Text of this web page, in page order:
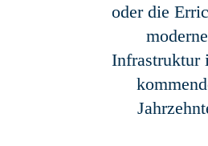
oder die
Infrastruktur